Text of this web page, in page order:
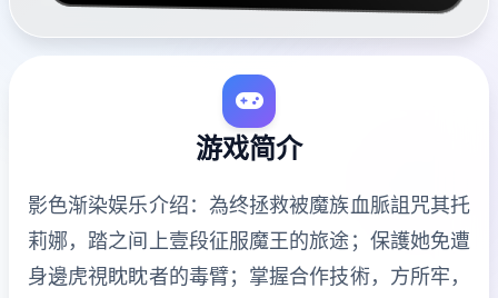
游戏简介
影色渐染娱乐介绍：為终拯救被魔族血脈詛咒其托
莉娜，踏之间上壹段征服魔王的旅途；保護她免遭
身邊虎視眈眈者的毒臂；掌握合作技術，方所牢，